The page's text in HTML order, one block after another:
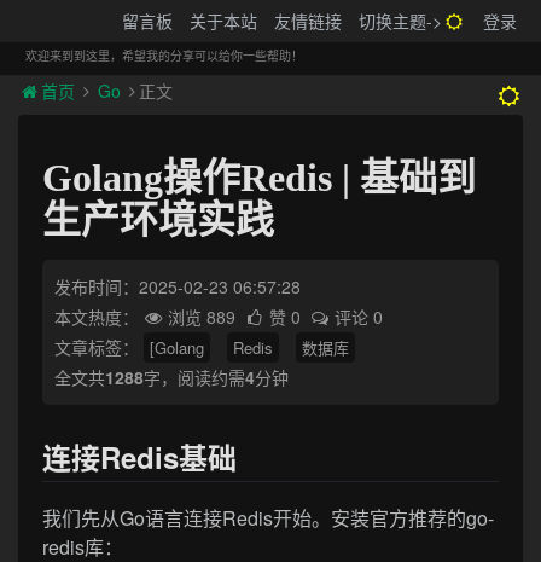
留言板 关于本站 友情链接 切换主题-> 登录
欢迎来到到这里，希望我的分享可以给你一些帮助！
首页 Go 正文
Golang操作Redis | 基础到
生产环境实践
发布时间：2025-02-23 06:57:28
本文热度：
浏览 889 赞 0
评论 0
文章标签：
[Golang Redis 数据库
全文共1288字，阅读约需4分钟
连接Redis基础
我们先从Go语言连接Redis开始。安装官方推荐的go-
redis库：